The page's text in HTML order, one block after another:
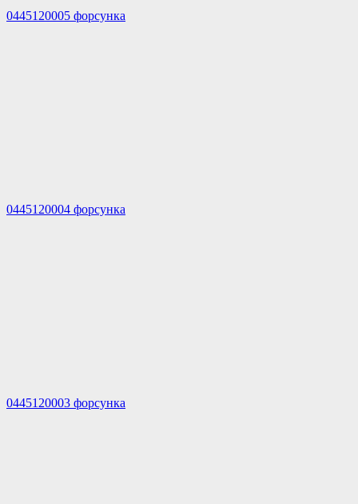
0445120005 форсунка
0445120004 форсунка
0445120003 форсунка